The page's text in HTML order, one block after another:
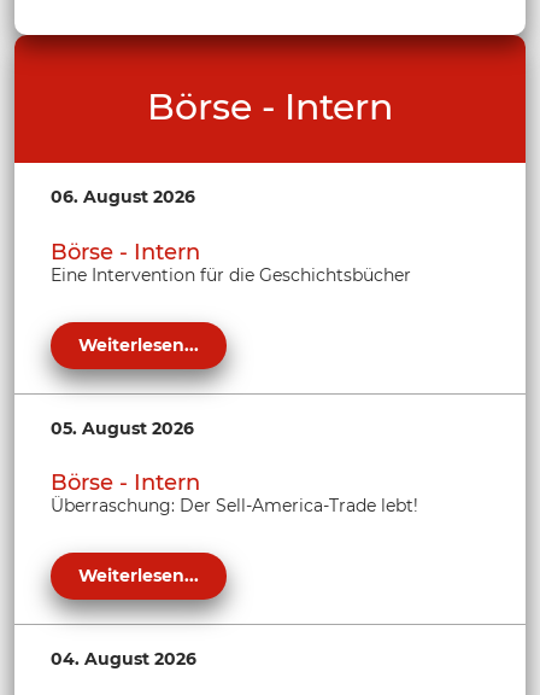
Börse - Intern
06. August 2026
Börse - Intern
Eine Intervention für die Geschichtsbücher
Weiterlesen...
05. August 2026
Börse - Intern
Überraschung: Der Sell-America-Trade lebt!
Weiterlesen...
04. August 2026